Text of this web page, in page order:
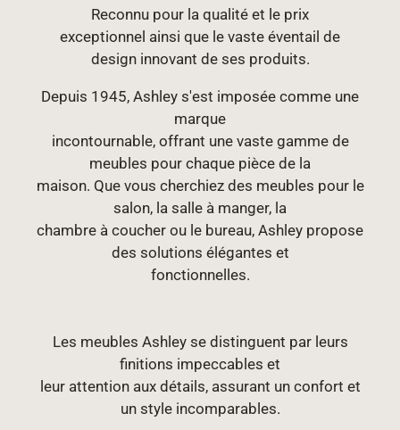
Reconnu pour la qualité et le prix
exceptionnel ainsi que le vaste éventail de
design innovant de ses produits.
Depuis 1945, Ashley s'est imposée comme une
marque
incontournable, offrant une vaste gamme de
meubles pour chaque pièce de la
maison. Que vous cherchiez des meubles pour le
salon, la salle à manger, la
chambre à coucher ou le bureau, Ashley propose
des solutions élégantes et
fonctionnelles.
Les meubles Ashley se distinguent par leurs
finitions impeccables et
leur attention aux détails, assurant un confort et
un style incomparables.